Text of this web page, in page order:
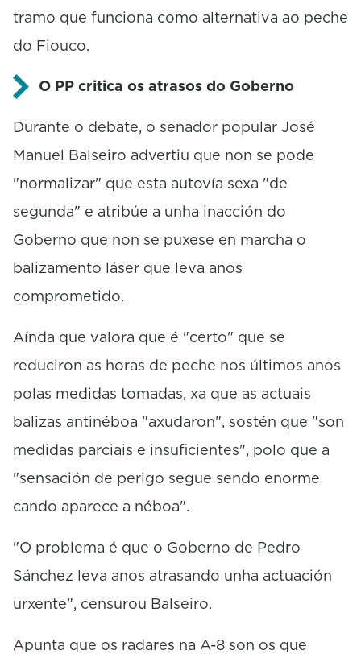
tramo que funciona como alternativa ao peche
do Fiouco.
O PP critica os atrasos do Goberno
Durante o debate, o senador popular José
Manuel Balseiro advertiu que non se pode
"normalizar" que esta autovía sexa "de
segunda" e atribúe a unha inacción do
Goberno que non se puxese en marcha o
balizamento láser que leva anos
comprometido.
Aínda que valora que é "certo" que se
reduciron as horas de peche nos últimos anos
polas medidas tomadas, xa que as actuais
balizas antinéboa "axudaron", sostén que "son
medidas parciais e insuficientes", polo que a
"sensación de perigo segue sendo enorme
cando aparece a néboa".
"O problema é que o Goberno de Pedro
Sánchez leva anos atrasando unha actuación
urxente", censurou Balseiro.
Apunta que os radares na A-8 son os que